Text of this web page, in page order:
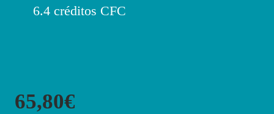
6.4 créditos CFC
65,80€